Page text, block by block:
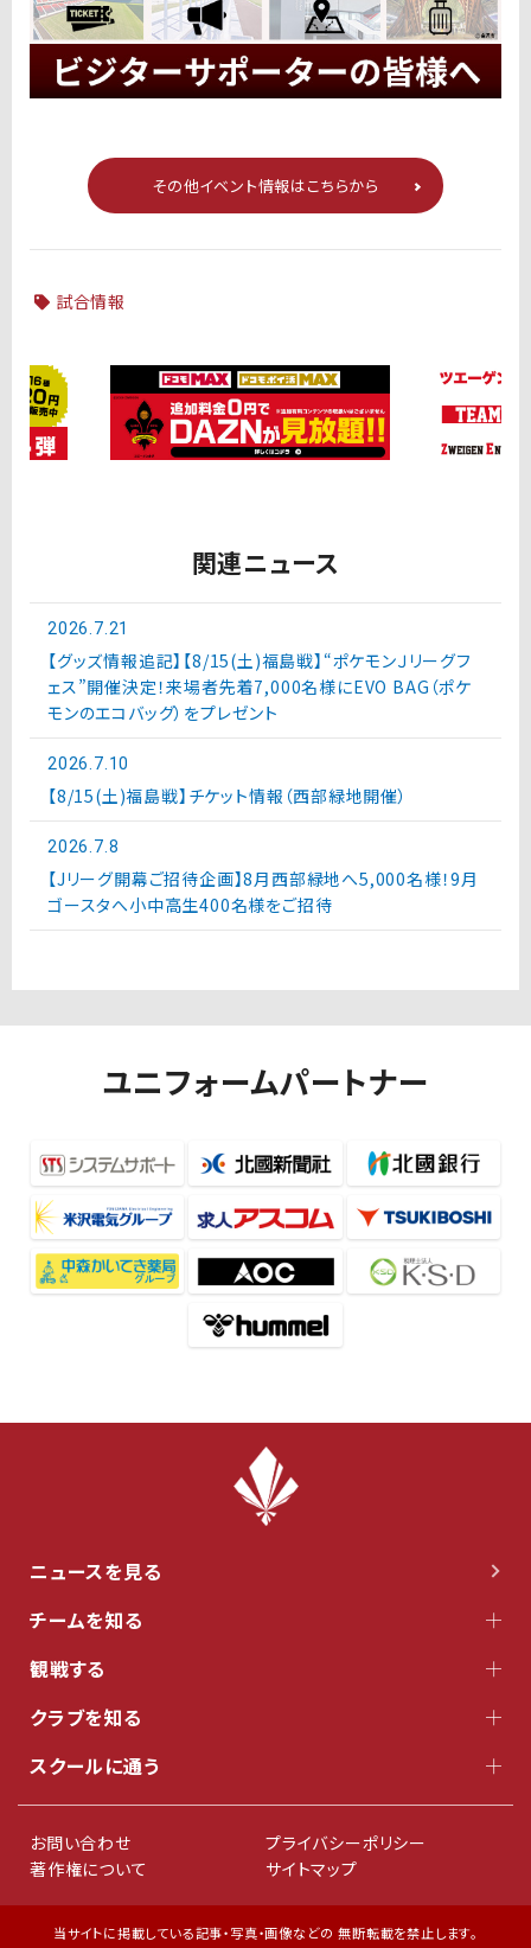
その他イベント情報はこちらから
試合情報
関連ニュース
2026.7.21
【グッズ情報追記】【8/15(土)福島戦】“ポケモンＪリーグフ
ェス”開催決定！来場者先着7,000名様にEVO BAG（ポケ
モンのエコバッグ）をプレゼント
2026.7.10
【8/15(土)福島戦】チケット情報（西部緑地開催）
2026.7.8
【Jリーグ開幕ご招待企画】8月西部緑地へ5,000名様！9月
ゴースタへ小中高生400名様をご招待
ユニフォームパートナー
ニュースを見る
チームを知る
観戦する
クラブを知る
スクールに通う
お問い合わせ
プライバシーポリシー
著作権について
サイトマップ
当サイトに掲載している記事・写真・画像などの 無断転載を禁止します。